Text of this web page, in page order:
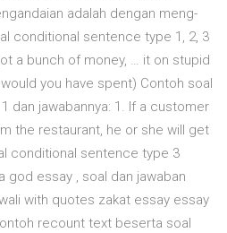
adalah dengan meng-
conditional sentence type 1, 2, 3
a bunch of money, … it on stupid
you have spent) Contoh soal
dan jawabannya: 1. If a customer
the restaurant, he or she will get
conditional sentence type 3
god essay , soal dan jawaban
with quotes zakat essay essay
recount text beserta soal